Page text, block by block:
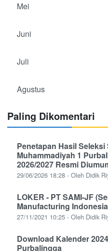
Mei
Juni
Juli
Agustus
Paling Dikomentari
Penetapan Hasil Seleksi
Muhammadiyah 1
2026/2027 Resmi
29/06/2026 18:28 - Oleh Didik
LOKER - PT SAMI-JF
Manufacturing
27/11/2021 10:25 - Oleh Didik
Download Kalender
Purbalingga